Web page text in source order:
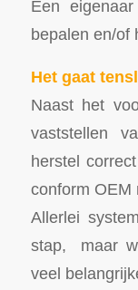
Een
bepalen en/of
Het gaat
Naast het
vaststellen
herstel
conform OEM
Allerlei
stap, maar
veel